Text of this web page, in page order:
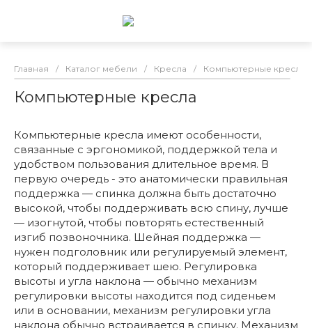
Главная / Каталог мебели / Кресла / Компьютерные кресла
Компьютерные кресла
Компьютерные кресла имеют особенности,
связанные с эргономикой, поддержкой тела и
удобством пользования длительное время. В
первую очередь - это анатомически правильная
поддержка — спинка должна быть достаточно
высокой, чтобы поддерживать всю спину, лучше
— изогнутой, чтобы повторять естественный
изгиб позвоночника. Шейная поддержка —
нужен подголовник или регулируемый элемент,
который поддерживает шею. Регулировка
высоты и угла наклона — обычно механизм
регулировки высоты находится под сиденьем
или в основании, механизм регулировки угла
наклона обычно встраивается в спинку. Механизм